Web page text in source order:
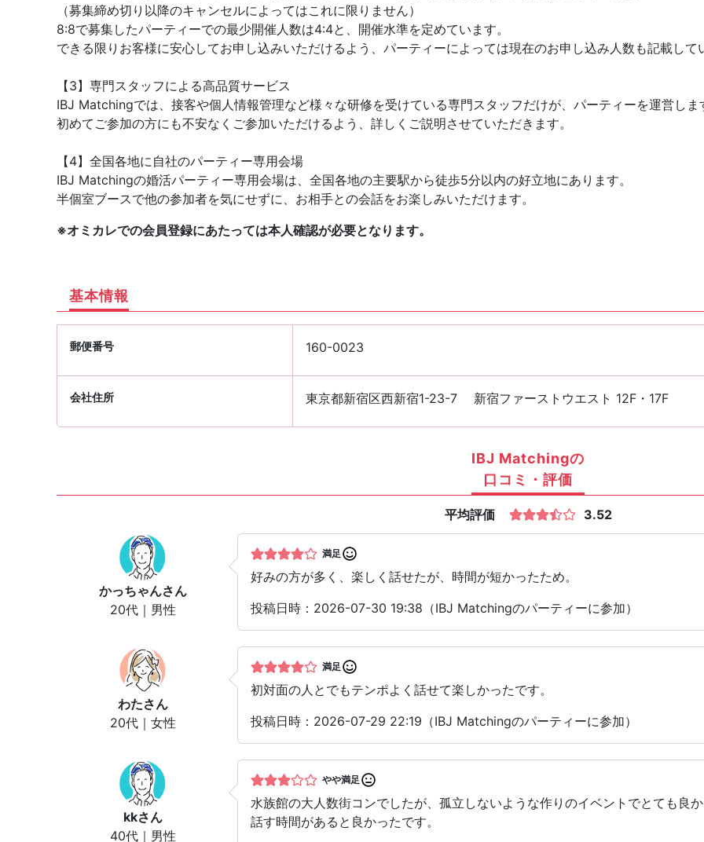
（募集締め切り以降のキャンセルによってはこれに限りません）
8:8で募集したパーティーでの最少開催人数は4:4と、開催水準を定めています。
できる限りお客様に安心してお申し込みいただけるよう、パーティーによっては現在のお申し込み人数も記載して
【3】専門スタッフによる高品質サービス
IBJ Matchingでは、接客や個人情報管理など様々な研修を受けている専門スタッフだけが、パーティーを運営しま
初めてご参加の方にも不安なくご参加いただけるよう、詳しくご説明させていただきます。
【4】全国各地に自社のパーティー専用会場
IBJ Matchingの婚活パーティー専用会場は、全国各地の主要駅から徒歩5分以内の好立地にあります。
半個室ブースで他の参加者を気にせずに、お相手との会話をお楽しみいただけます。
※オミカレでの会員登録にあたっては本人確認が必要となります。
基本情報
郵便番号 160-0023
会社住所 東京都新宿区西新宿1-23-7 新宿ファーストウエスト 12F・17F
IBJ Matchingの
口コミ・評価
平均評価 3.52
かっちゃんさん
20代｜男性
満足
好みの方が多く、楽しく話せたが、時間が短かったため。
投稿日時：2026-07-30 19:38（IBJ Matchingのパーティーに参加）
わたさん
20代｜女性
満足
初対面の人とでもテンポよく話せて楽しかったです。
投稿日時：2026-07-29 22:19（IBJ Matchingのパーティーに参加）
kkさん
40代｜男性
やや満足
水族館の大人数街コンでしたが、孤立しないような作りのイベントでとても良
話す時間があると良かったです。